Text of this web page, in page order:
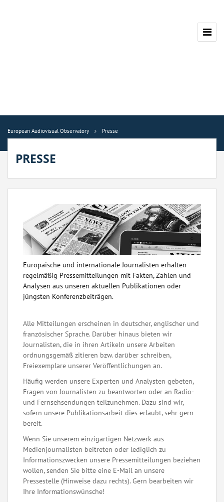
European Audiovisual Observatory Presse
PRESSE
Europäische und internationale Journalisten erhalten
regelmäßig Pressemitteilungen mit Fakten, Zahlen und
Analysen aus unseren aktuellen Publikationen oder
jüngsten Konferenzbeiträgen.
Alle Mitteilungen erscheinen in deutscher, englischer und
französischer Sprache. Darüber hinaus bieten wir
Journalisten, die in ihren Artikeln unsere Arbeiten
ordnungsgemäß zitieren bzw. darüber schreiben,
Freiexemplare unserer Veröffentlichungen an.
Häufig werden unsere Experten und Analysten gebeten,
Fragen von Journalisten zu beantworten oder an Radio-
und Fernsehsendungen teilzunehmen. Dazu sind wir,
sofern unsere Publikationsarbeit dies erlaubt, sehr gern
bereit.
Wenn Sie unserem einzigartigen Netzwerk aus
Medienjournalisten beitreten oder lediglich zu
Informationszwecken unsere Pressemitteilungen beziehen
wollen, senden Sie bitte eine E-Mail an unsere
Pressestelle (Hinweise dazu rechts). Gern bearbeiten wir
Ihre Informationswünsche!